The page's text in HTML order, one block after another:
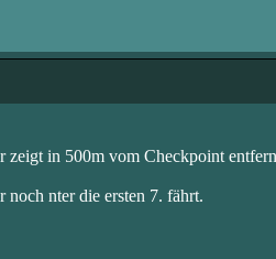
in 500m vom Checkpoint
nter die ersten 7. fährt.